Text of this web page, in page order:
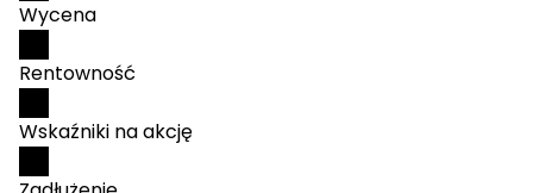
Wycena
Rentowność
Wskaźniki na akcję